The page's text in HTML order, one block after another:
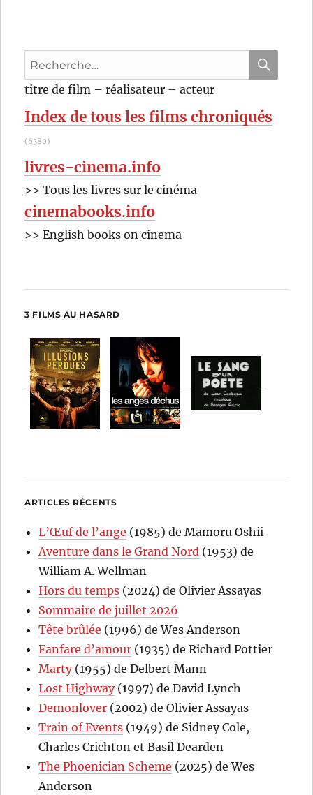
Recherche
pour
titre de film – réalisateur – acteur
Index de tous les films chroniqués
(6380)
livres-cinema.info
>> Tous les livres sur le cinéma
cinemabooks.info
>> English books on cinema
3 FILMS AU HASARD
ARTICLES RÉCENTS
L’Œuf de l’ange (1985) de Mamoru Oshii
Aventure dans le Grand Nord (1953) de
William A. Wellman
Hors du temps (2024) de Olivier Assayas
Sommaire de juillet 2026
Tête brûlée (1996) de Wes Anderson
Fanfare d’amour (1935) de Richard Pottier
Marty(1955) de Delbert Mann
Lost Highway(1997) de David Lynch
Demonlover (2002) de Olivier Assayas
Train of Events (1949) de Sidney Cole,
Charles Crichton et Basil Dearden
The Phoenician Scheme (2025) de Wes
Anderson